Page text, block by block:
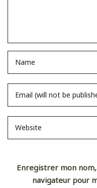
Enregistrer mon
navigateur pour